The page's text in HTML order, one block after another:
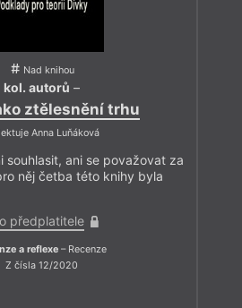
Nad knihou
kol. autorů –
ztělesnění trhu
Anna Luňáková
souhlasit, ani se považovat za
něj četba této knihy byla
předplatitele
a reflexe– Recenze
Z čísla 12/2020